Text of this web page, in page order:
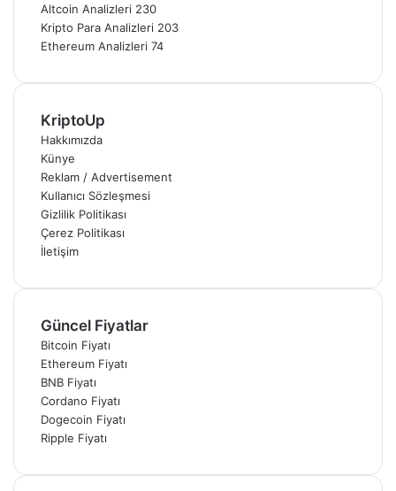
Altcoin Analizleri 230
Kripto Para Analizleri 203
Ethereum Analizleri 74
KriptoUp
Hakkımızda
Künye
Reklam / Advertisement
Kullanıcı Sözleşmesi
Gizlilik Politikası
Çerez Politikası
İletişim
Güncel Fiyatlar
Bitcoin Fiyatı
Ethereum Fiyatı
BNB Fiyatı
Cordano Fiyatı
Dogecoin Fiyatı
Ripple Fiyatı